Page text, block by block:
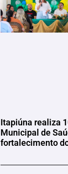
Itapiúna realiza
Municipal de
fortalecimento